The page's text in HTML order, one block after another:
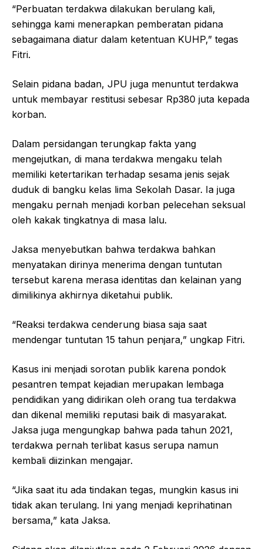
“Perbuatan terdakwa dilakukan berulang kali,
sehingga kami menerapkan pemberatan pidana
sebagaimana diatur dalam ketentuan KUHP,” tegas
Fitri.
Selain pidana badan, JPU juga menuntut terdakwa
untuk membayar restitusi sebesar Rp380 juta kepada
korban.
Dalam persidangan terungkap fakta yang
mengejutkan, di mana terdakwa mengaku telah
memiliki ketertarikan terhadap sesama jenis sejak
duduk di bangku kelas lima Sekolah Dasar. Ia juga
mengaku pernah menjadi korban pelecehan seksual
oleh kakak tingkatnya di masa lalu.
Jaksa menyebutkan bahwa terdakwa bahkan
menyatakan dirinya menerima dengan tuntutan
tersebut karena merasa identitas dan kelainan yang
dimilikinya akhirnya diketahui publik.
“Reaksi terdakwa cenderung biasa saja saat
mendengar tuntutan 15 tahun penjara,” ungkap Fitri.
Kasus ini menjadi sorotan publik karena pondok
pesantren tempat kejadian merupakan lembaga
pendidikan yang didirikan oleh orang tua terdakwa
dan dikenal memiliki reputasi baik di masyarakat.
Jaksa juga mengungkap bahwa pada tahun 2021,
terdakwa pernah terlibat kasus serupa namun
kembali diizinkan mengajar.
“Jika saat itu ada tindakan tegas, mungkin kasus ini
tidak akan terulang. Ini yang menjadi keprihatinan
bersama,” kata Jaksa.